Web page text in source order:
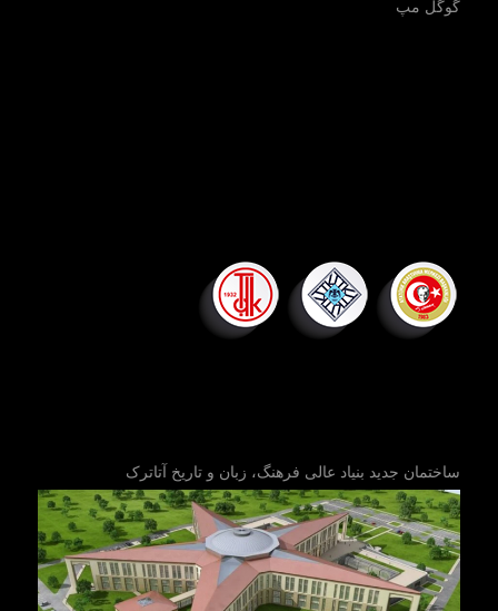
گوگل مپ
ساختمان جدید بنیاد عالی فرهنگ، زبان و تاریخ آتاترک